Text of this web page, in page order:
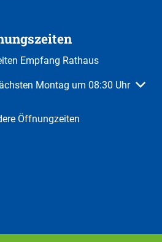
Empfang Rathaus
oder Schließzeiten
Montag um 08:30 Uhr
Öffnungzeiten